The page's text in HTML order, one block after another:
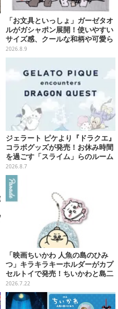
「お文具といっしょ」ガーゼタオ
ルがガシャポン展開！使いやすい
サイズ感、クールな和柄や可愛ら
しいお寿司など全4種
2026.8.9
ジェラート ピケより『ドラクエ』
コラボグッズが発売！お休み時間
を過ごす「スライム」らのルーム
ウェア、雑貨など多数ラインナッ
プ
2026.8.7
「映画ちいかわ 人魚の島のひみ
つ」キラキラキーホルダーがカプ
セルトイで発売！ちいかわと島二
郎など全8種、2個セットのスペシ
ャル仕様も
2026.7.22